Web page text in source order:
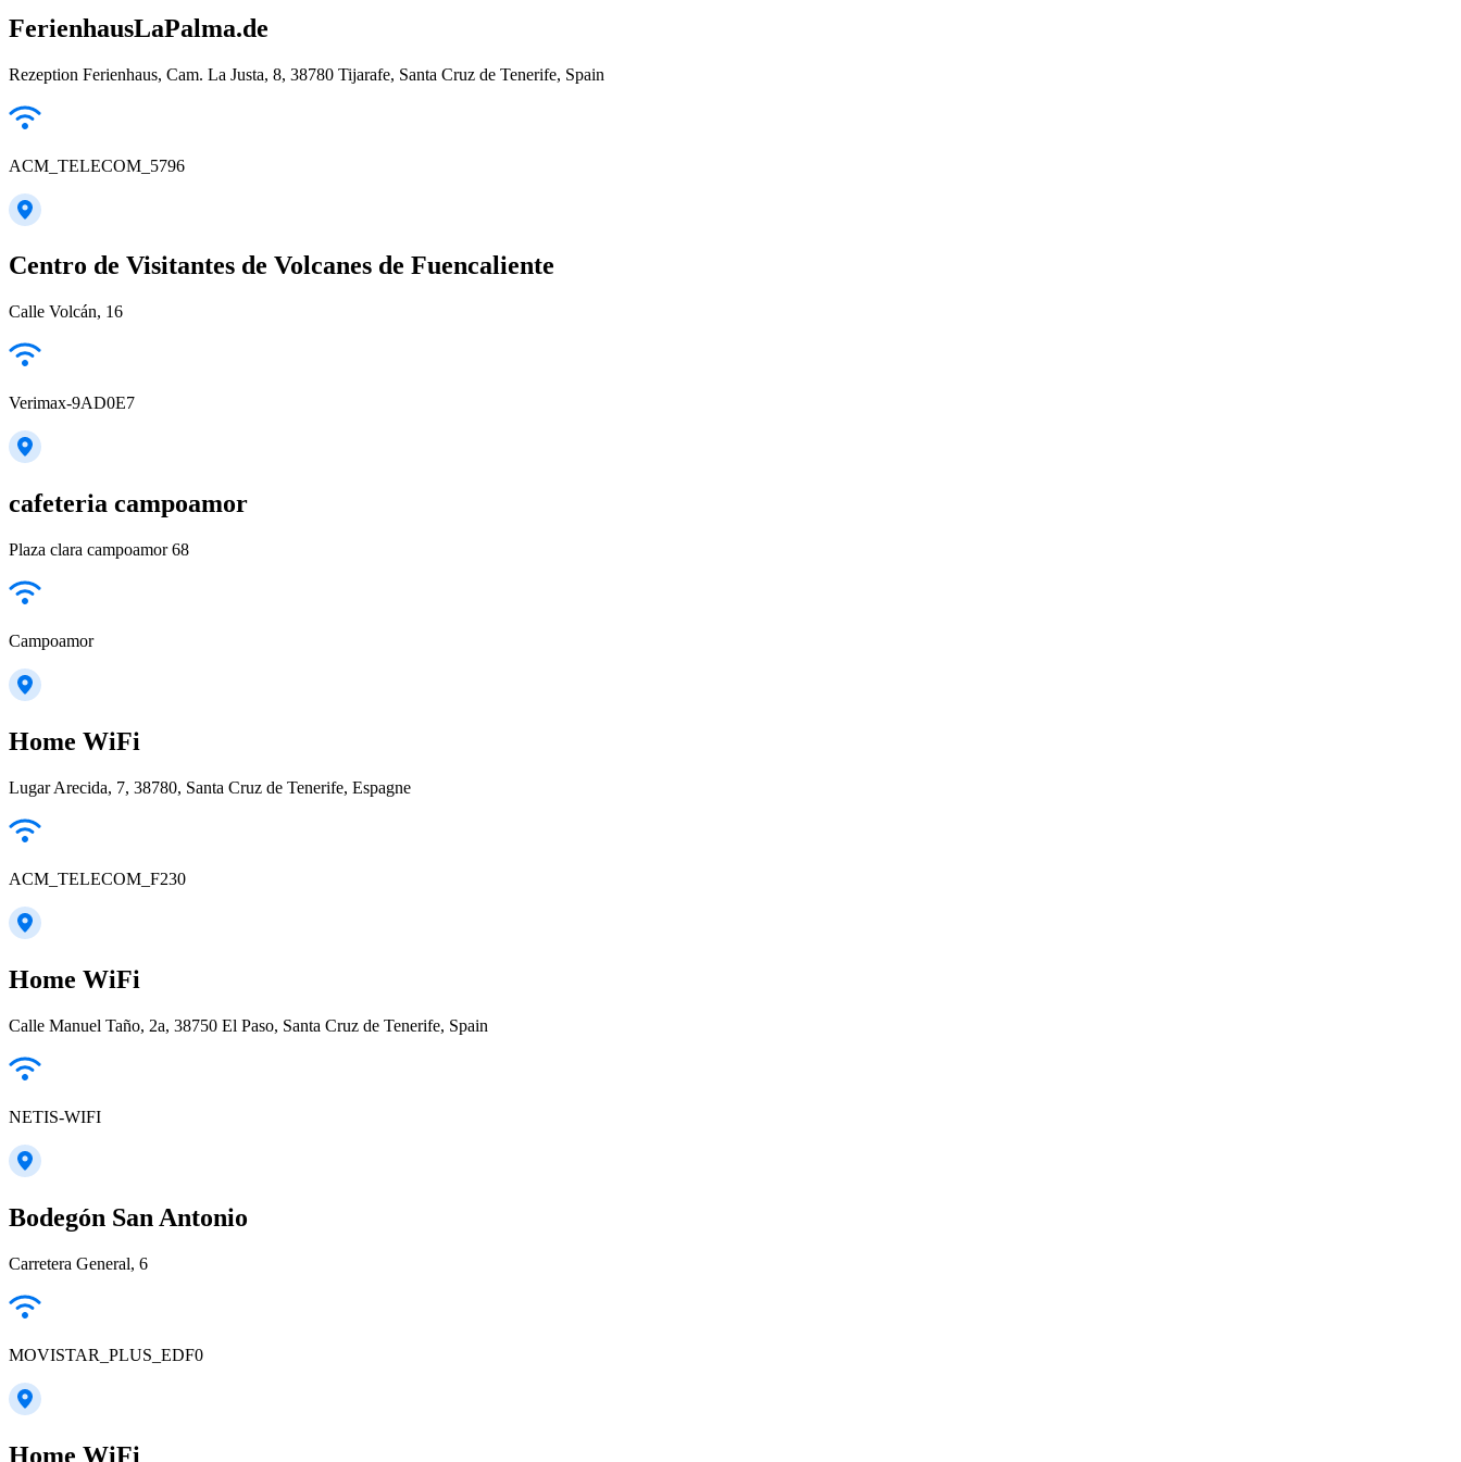
FerienhausLaPalma.de
Rezeption Ferienhaus, Cam. La Justa, 8, 38780 Tijarafe, Santa Cruz de Tenerife, Spain
ACM_TELECOM_5796
Centro de Visitantes de Volcanes de Fuencaliente
Calle Volcán, 16
Verimax-9AD0E7
cafeteria campoamor
Plaza clara campoamor 68
Campoamor
Home WiFi
Lugar Arecida, 7, 38780, Santa Cruz de Tenerife, Espagne
ACM_TELECOM_F230
Home WiFi
Calle Manuel Taño, 2a, 38750 El Paso, Santa Cruz de Tenerife, Spain
NETIS-WIFI
Bodegón San Antonio
Carretera General, 6
MOVISTAR_PLUS_EDF0
Home WiFi